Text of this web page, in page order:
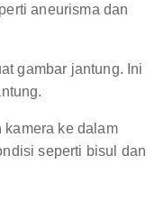
aneurisma dan
gambar jantung. Ini
kamera ke dalam
seperti bisul dan